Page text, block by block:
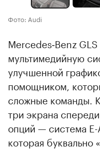
Фото: Audi
Mercedes‑Benz
мультимедийную
улучшенной
помощником,
сложные команды.
три экрана
опций — система
которая буквально